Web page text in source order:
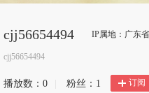
cjj56654494 IP属地：广东省
cjj56654494
播放数： 0 粉丝： 1 订阅